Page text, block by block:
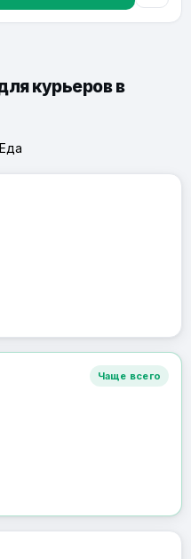
курьеров в
Чаще всего